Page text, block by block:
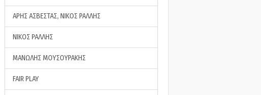
ΑΡΗΣ ΑΣΒΕΣΤΑΣ, ΝΙΚΟΣ ΡΑΛΛΗΣ
ΝΙΚΟΣ ΡΑΛΛΗΣ
ΜΑΝΩΛΗΣ ΜΟΥΣΟΥΡΑΚΗΣ
FAIR PLAY